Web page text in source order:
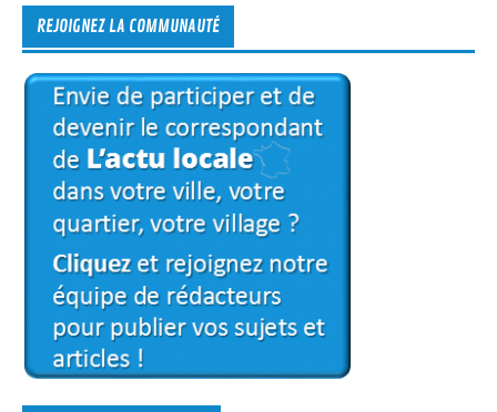
REJOIGNEZ LA COMMUNAUTÉ